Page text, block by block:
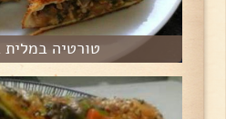
טורטיה